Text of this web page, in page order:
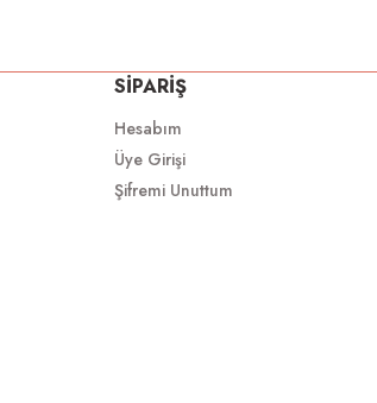
SİPARİŞ
Hesabım
Üye Girişi
Şifremi Unuttum